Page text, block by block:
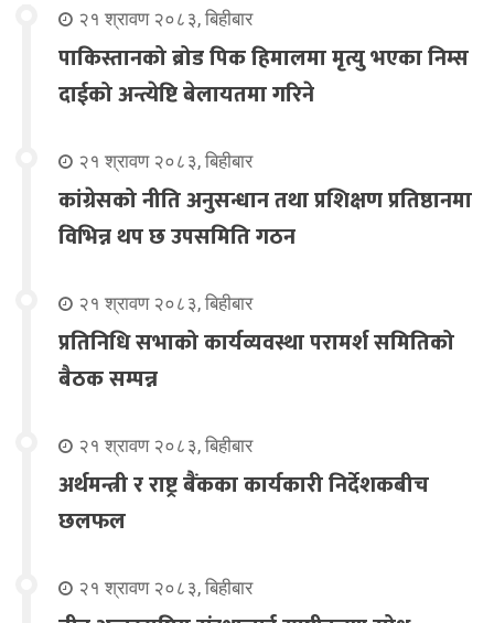
२१ श्रावण २०८३, बिहीबार
पाकिस्तानको ब्रोड पिक हिमालमा मृत्यु भएका निम्स
दाईको अन्त्येष्टि बेलायतमा गरिने
२१ श्रावण २०८३, बिहीबार
कांग्रेसको नीति अनुसन्धान तथा प्रशिक्षण प्रतिष्ठानमा
विभिन्न थप छ उपसमिति गठन
२१ श्रावण २०८३, बिहीबार
प्रतिनिधि सभाको कार्यव्यवस्था परामर्श समितिको
बैठक सम्पन्न
२१ श्रावण २०८३, बिहीबार
अर्थमन्त्री र राष्ट्र बैंकका कार्यकारी निर्देशकबीच
छलफल
२१ श्रावण २०८३, बिहीबार